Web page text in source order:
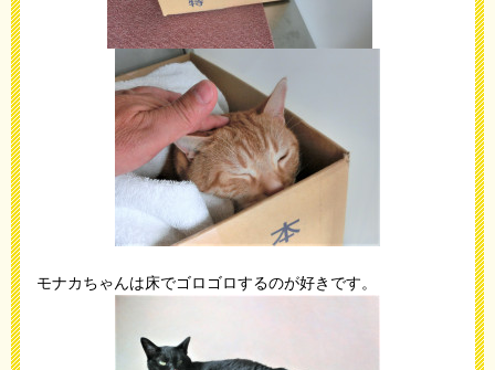
モナカちゃんは床でゴロゴロするのが好きです。